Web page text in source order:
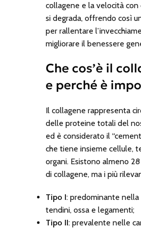
collagene e la velocità con
si degrada, offrendo così
per rallentare
migliorare il benessere
Che cos’è il
e perché è
Il collagene rappresenta
delle proteine totali del
ed è considerato il
che tiene insieme cellule,
organi. Esistono almeno
di collagene, ma i più
Tipo I: predominante nella
tendini, ossa e legamenti;
Tipo II: prevalente nelle